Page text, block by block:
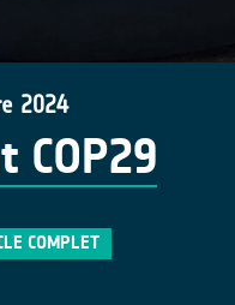
2024
COP29
COMPLET